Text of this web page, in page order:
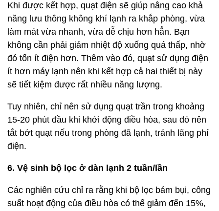
Khi được kết hợp, quạt điện sẽ giúp nâng cao khả
năng lưu thông không khí lạnh ra khắp phòng, vừa
làm mát vừa nhanh, vừa dễ chịu hơn hẳn. Bạn
không cần phải giảm nhiệt độ xuống quá thấp, nhờ
đó tốn ít điện hơn. Thêm vào đó, quạt sử dụng điện
ít hơn máy lạnh nên khi kết hợp cả hai thiết bị này
sẽ tiết kiệm được rất nhiều năng lượng.
Tuy nhiên, chỉ nên sử dụng quạt trần trong khoảng
15-20 phút đầu khi khởi động điều hòa, sau đó nên
tắt bớt quạt nếu trong phòng đã lạnh, tránh lãng phí
điện.
6. Vệ sinh bộ lọc ở dàn lạnh 2 tuần/lần
Các nghiên cứu chỉ ra rằng khi bộ lọc bám bụi, công
suất hoạt động của điều hòa có thể giảm đến 15%,